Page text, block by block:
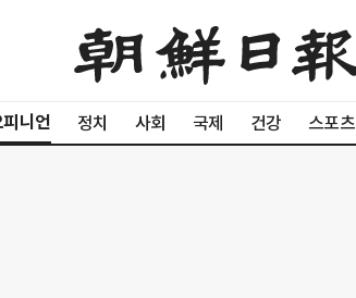
니언 정치 사회 국제 건강 스포츠